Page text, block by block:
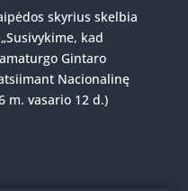
skyrius skelbia
kad
Gintaro
Nacionalinę
m. vasario 12 d.)